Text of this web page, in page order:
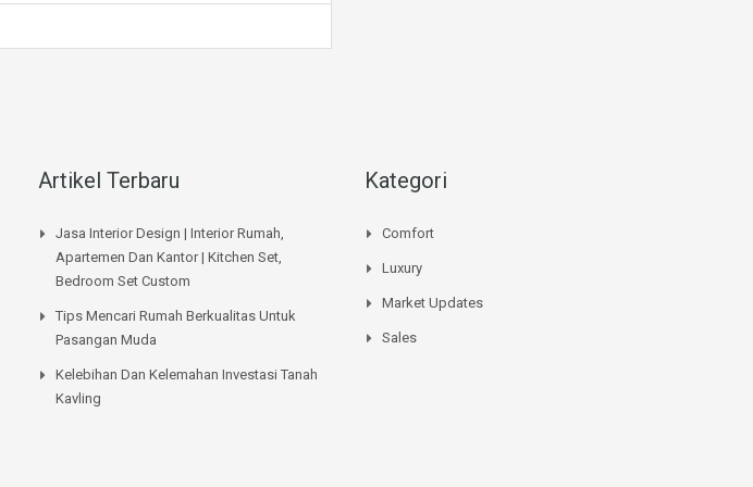
Artikel Terbaru
Jasa Interior Design | Interior Rumah,
Apartemen Dan Kantor | Kitchen Set,
Bedroom Set Custom
Tips Mencari Rumah Berkualitas Untuk
Pasangan Muda
Kelebihan Dan Kelemahan Investasi Tanah
Kavling
Kategori
Comfort
Luxury
Market Updates
Sales